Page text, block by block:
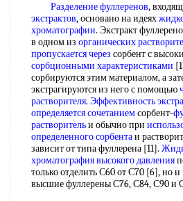
Разделение фуллеренов,
экстрактов, основано на идеях
хроматографии. Экстракт
в одном из органических
пропускается через сорбент с
сорбционными характеристиками
сорбируются этим материалом, а
экстрагируются из него с помощью
растворителя. Эффективность
определяется сочетаниемсорбент-
растворительи обычно при
определенного сорбентаи
зависит от типа фуллерена [11].
хроматография высокого давления
только отделить С60 от С70 [6], но и
высшие фуллерены С76, С84, С90 и